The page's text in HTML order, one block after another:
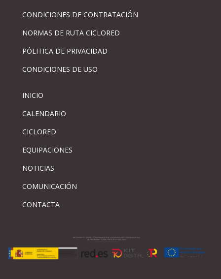
CONDICIONES DE CONTRATACIÓN
NORMAS DE RUTA CICLORED
PÓLITICA DE PRIVACIDAD
CONDICIONES DE USO
INICIO
CALENDARIO
CICLORED
EQUIPACIONES
NOTICIAS
COMUNICACIÓN
CONTACTA